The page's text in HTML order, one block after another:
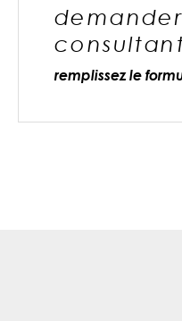
remplissez le